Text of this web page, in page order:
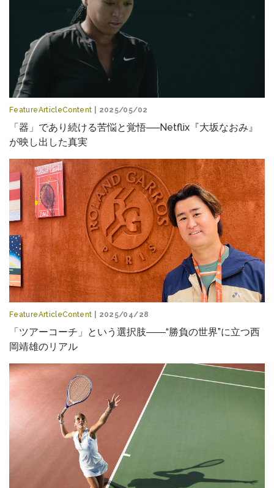
FeatureArticleContent | 2025/05/02
「器」であり続ける苦悩と覚悟──Netflix『大坂なおみ』
が映し出した真実
FeatureArticleContent | 2025/04/28
「ツアーコーチ」という選択肢――“勝負の世界”に立つ西
岡靖雄のリアル